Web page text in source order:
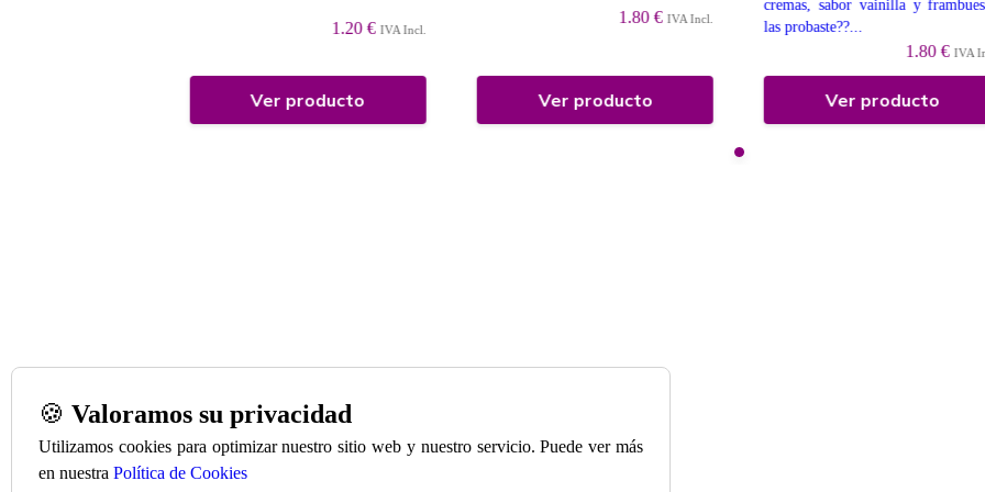
1.20 € IVA Incl.
Ver producto
1.80 € IVA Incl.
Ver producto
cremas, sabor vainilla y
las probaste??...
1.80 € IVA
Ver producto
🍪 Valoramos su privacidad
Utilizamos cookies para optimizar nuestro sitio web y nuestro servicio. Puede ver más
en nuestra Política de Cookies